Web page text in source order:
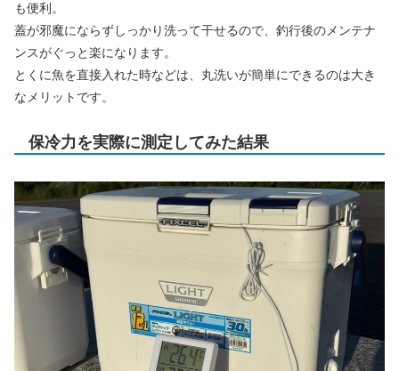
も便利。
蓋が邪魔にならずしっかり洗って干せるので、釣行後のメンテナ
ンスがぐっと楽になります。
とくに魚を直接入れた時などは、丸洗いが簡単にできるのは大き
なメリットです。
保冷力を実際に測定してみた結果